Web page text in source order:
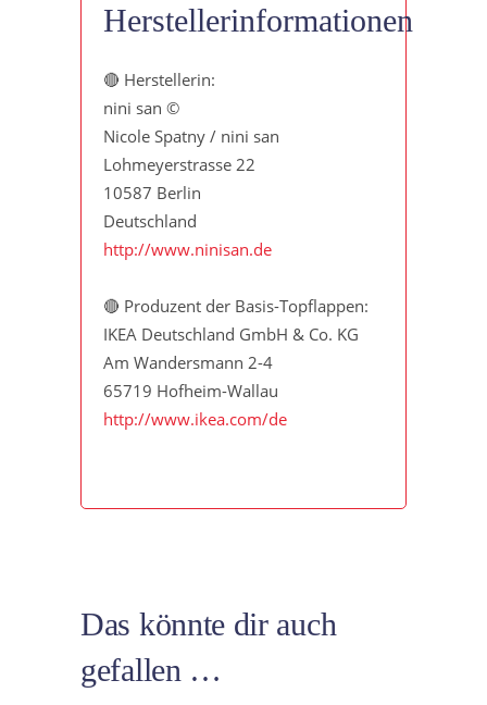
Herstellerinformationen
🔴 Herstellerin:
nini san ©
Nicole Spatny / nini san
Lohmeyerstrasse 22
10587 Berlin
Deutschland
http://www.ninisan.de
🔴 Produzent der Basis-Topflappen:
IKEA Deutschland GmbH & Co. KG
Am Wandersmann 2-4
65719 Hofheim-Wallau
http://www.ikea.com/de
Das könnte dir auch
gefallen …